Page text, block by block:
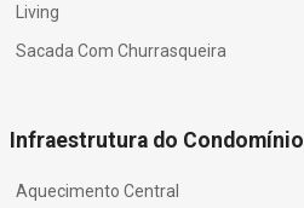
Living
Sacada Com Churrasqueira
Infraestrutura do Condomínio
Aquecimento Central